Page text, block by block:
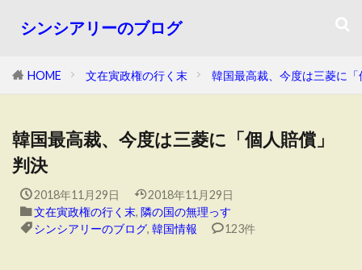
シンシアリーのブログ
HOME 文在寅政権の行く末 韓国最高裁、今度は三菱に
韓国最高裁、今度は三菱に「個人賠償」
判決
2018年11月29日
2018年11月29日
文在寅政権の行く末, 隣の国の無理っす
シンシアリーのブログ, 韓国情報 123件